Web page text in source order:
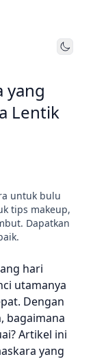
Toggle
yang
Lentik
untuk bulu
tips makeup,
Dapatkan
hari
utamanya
Dengan
bagaimana
Artikel ini
yang